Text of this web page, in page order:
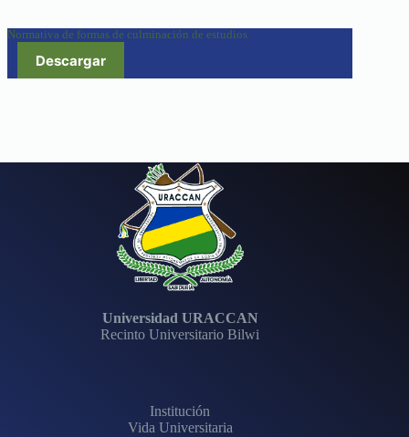
Normativa de formas de culminación de estudios
Descargar
Universidad URACCAN
Recinto Universitario Bilwi
Institución
Vida Universitaria